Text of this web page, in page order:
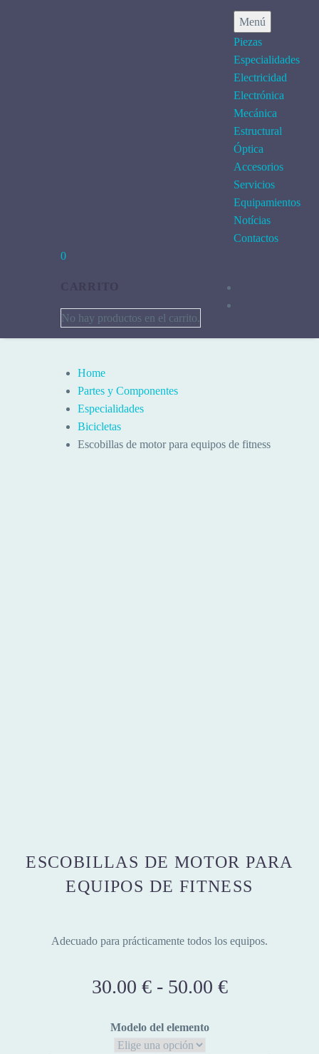
Menú
Piezas
Especialidades
Electricidad
Electrónica
Mecánica
Estructural
Óptica
Accesorios
Servicios
Equipamientos
Notícias
Contactos
0
No hay productos en el carrito.
Home
Partes y Componentes
Especialidades
Bicicletas
Escobillas de motor para equipos de fitness
ESCOBILLAS DE MOTOR PARA
EQUIPOS DE FITNESS
Adecuado para prácticamente todos los equipos.
30.00 € - 50.00 €Rango
Modelo del elemento